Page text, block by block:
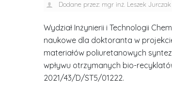
Dodane przez:mgr inż. Leszek Jurczak
Wydział Inżynierii i Technologii
naukowe dla doktoranta w
materiałów poliuretanowych
wpływu otrzymanych bio-
2021/43/D/ST5/01222.